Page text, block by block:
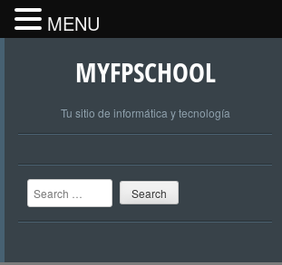
MYFPSCHOOL
Tu sitio de informática y tecnología
Search
MENU